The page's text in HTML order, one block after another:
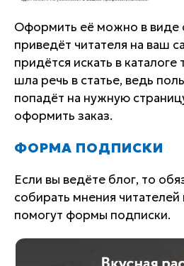
Оформить её можно в виде
приведёт читателя на ваш
придётся искать в
шла речь в статье, ведь
попадёт на нужную
оформить заказ.
ФОРМА ПОДПИСКИ
Если вы ведёте блог, то
собирать мнения
помогут формы подписки.